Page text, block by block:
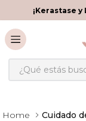
¡Kerastase
¿Qué estás
Cuidado